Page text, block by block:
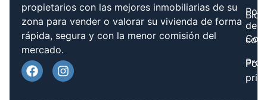
propietarios con las mejores inmobiliarias de su
zona para vender o valorar su vivienda de forma
rápida, segura y con la menor comisión del
mercado.
Blog
de